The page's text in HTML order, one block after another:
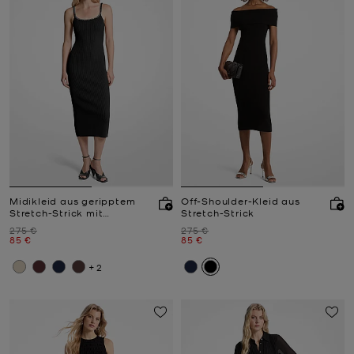
Midikleid aus geripptem
Stretch-Strick mit
Zuvor
275 €
Jetzt
85 €
+2
Off-Shoulder-Kleid aus
Stretch-Strick
Zuvor
275 €
Jetzt
85 €